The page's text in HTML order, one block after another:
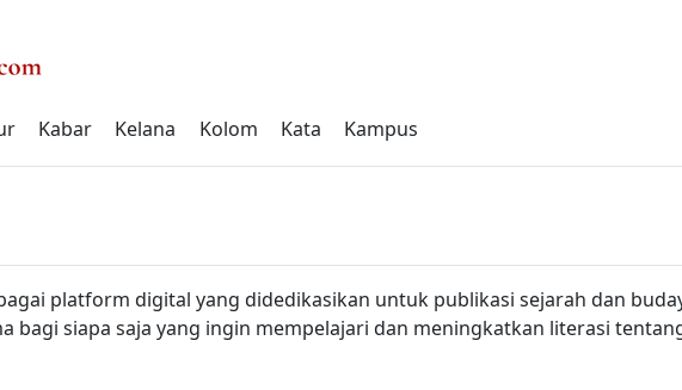
Kabar Kelana Kolom Kata Kampus
platform digital yang didedikasikan untuk publikasi sejarah dan
bagi siapa saja yang ingin mempelajari dan meningkatkan literasi